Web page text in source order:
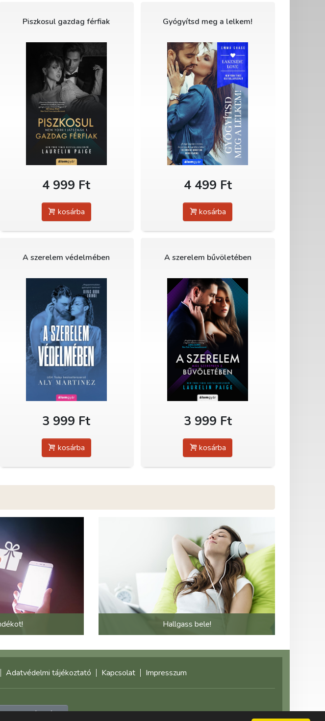
Piszkosul gazdag férfiak
4 999 Ft
kosárba
Gyógyítsd meg a lelkem!
4 499 Ft
kosárba
A szerelem védelmében
3 999 Ft
kosárba
A szerelem bűvöletében
3 999 Ft
kosárba
Hallgass bele!
Adatvédelmi tájékoztató Kapcsolat Impresszum
a hírlevélre ©2021 multimediaplaza.com